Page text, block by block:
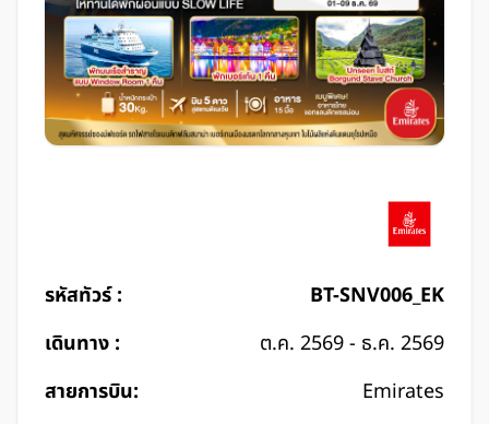
รหัสทัวร์ :
BT-SNV006_EK
เดินทาง :
ต.ค. 2569 - ธ.ค. 2569
สายการบิน:
Emirates